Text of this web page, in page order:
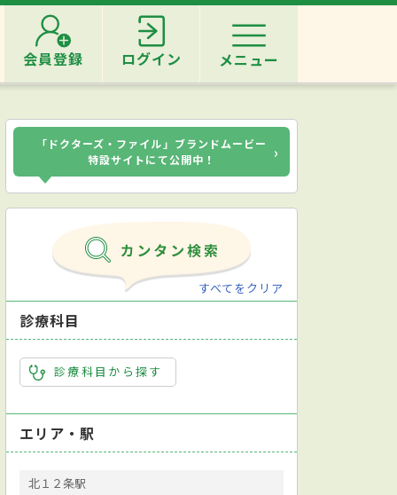
会員登録 ログイン メニュー
「ドクターズ・ファイル」ブランドムービー
特設サイトにて公開中！
›
すべてをクリア
診療科目
診療科目から探す
エリア・駅
北１２条駅